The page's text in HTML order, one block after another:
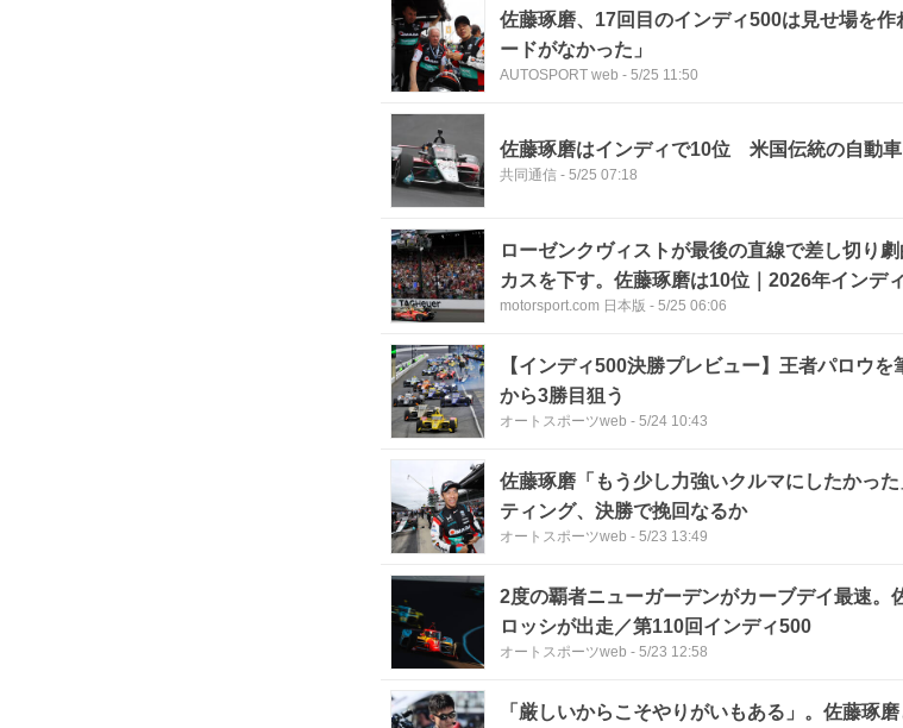
佐藤琢磨、17回目のインディ500は見せ場を
ードがなかった」
AUTOSPORT web - 5/25 11:50
佐藤琢磨はインディで10位 米国伝統の自動
共同通信 - 5/25 07:18
ローゼンクヴィストが最後の直線で差し切り
カスを下す。佐藤琢磨は10位｜2026年インデ
motorsport.com 日本版 - 5/25 06:06
【インディ500決勝プレビュー】王者パロウ
から3勝目狙う
オートスポーツweb - 5/24 10:43
佐藤琢磨「もう少し力強いクルマにしたかっ
ティング、決勝で挽回なるか
オートスポーツweb - 5/23 13:49
2度の覇者ニューガーデンがカーブデイ最速。
ロッシが出走／第110回インディ500
オートスポーツweb - 5/23 12:58
「厳しいからこそやりがいもある」。佐藤琢